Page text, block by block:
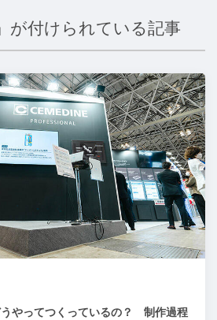
が付けられている記事
やってつくっているの？ 制作過程